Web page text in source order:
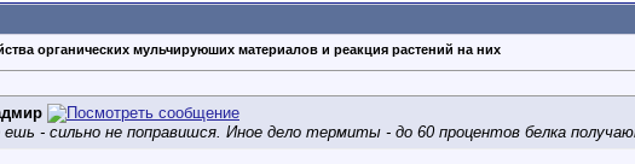
органических мульчируюших материалов и реакция растений на них
- сильно не поправишся. Иное дело термиты - до 60 процентов белка